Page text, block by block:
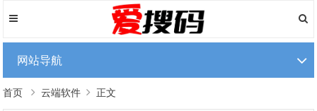
网站导航
首页 云端软件 正文